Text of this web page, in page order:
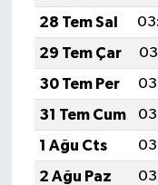
28 Tem Sal
29 Tem Çar
30 Tem Per
31 Tem Cum
1 Ağu Cts
2 Ağu Paz